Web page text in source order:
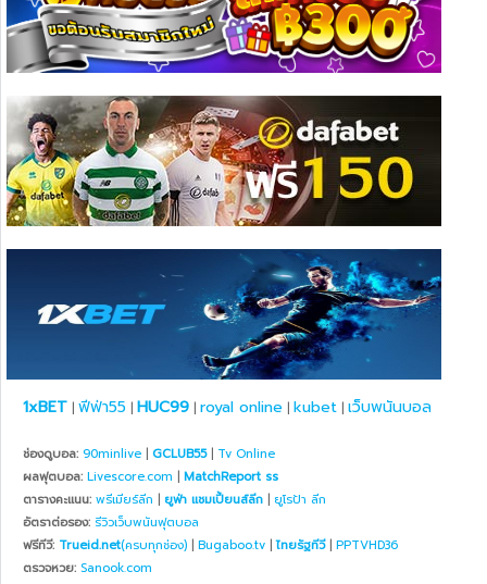
1xBET | ฟีฟ่า55 | HUC99 | royal online | kubet | เว็บพนันบอล
ช่องดูบอล: 90minlive | GCLUB55| Tv Online
ผลฟุตบอล: Livescore.com | MatchReport ss
ตารางคะแนน: พรีเมียร์ลีก | ยูฟ่า แชมเปี้ยนส์ลีก | ยูโรป้า ลีก
อัตราต่อรอง: รีวิวเว็บพนันฟุตบอล
ฟรีทีวี: Trueid.net(ครบทุกช่อง) | Bugaboo.tv |ไทยรัฐทีวี| PPTVHD36
ตรวจหวย: Sanook.com